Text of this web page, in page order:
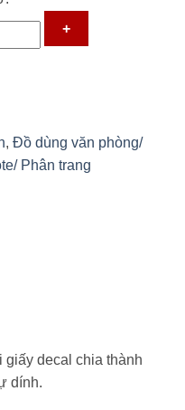
, Đồ dùng văn phòng/
Phân trang
giấy decal chia thành
dính.